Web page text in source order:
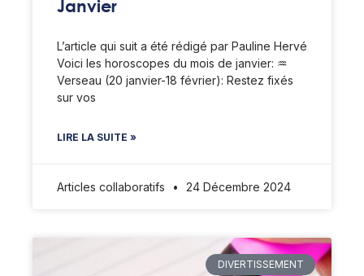
Janvier
L’article qui suit a été rédigé par Pauline Hervé
Voici les horoscopes du mois de janvier: ♒️
Verseau (20 janvier-18 février): Restez fixés
sur vos
LIRE LA SUITE »
Articles collaboratifs 24 Décembre 2024
DIVERTISSEMENT